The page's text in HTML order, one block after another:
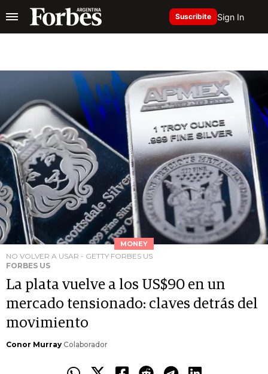
Suscribite Sign In
MONEY
NO VOLVER A USAR - GETTY FORBES US
FORBES US
La plata vuelve a los US$90 en un
mercado tensionado: claves detrás del
movimiento
Conor Murray Colaborador